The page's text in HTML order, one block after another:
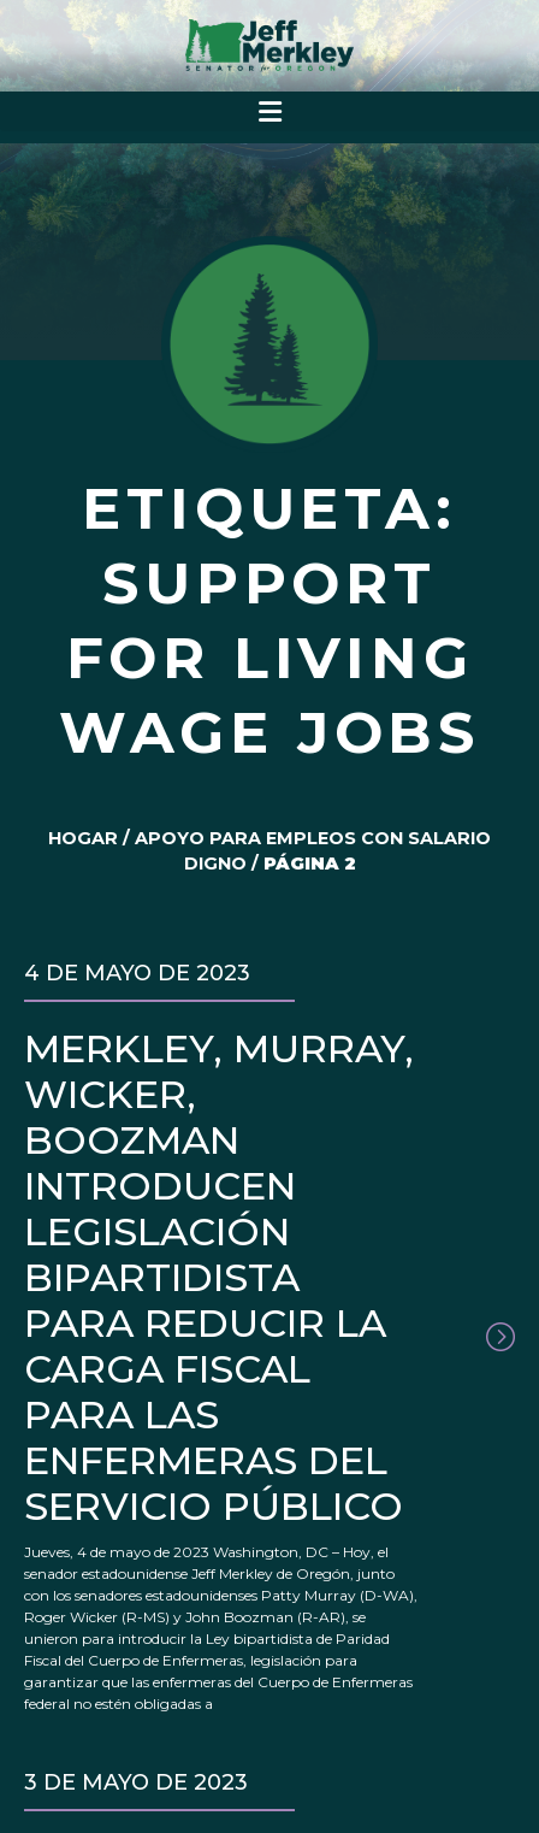
ETIQUETA:
SUPPORT
FOR LIVING
WAGE JOBS
HOGAR / APOYO PARA EMPLEOS CON SALARIO
DIGNO / PÁGINA 2
MERKLEY, MURRAY,
WICKER,
BOOZMAN
INTRODUCEN
LEGISLACIÓN
BIPARTIDISTA
PARA REDUCIR LA
CARGA FISCAL
PARA LAS
ENFERMERAS DEL
SERVICIO PÚBLICO
4 DE MAYO DE 2023
Jueves, 4 de mayo de 2023 Washington, DC – Hoy, el
senador estadounidense Jeff Merkley de Oregón, junto
con los senadores estadounidenses Patty Murray (D-WA),
Roger Wicker (R-MS) y John Boozman (R-AR), se
unieron para introducir la Ley bipartidista de Paridad
Fiscal del Cuerpo de Enfermeras, legislación para
garantizar que las enfermeras del Cuerpo de Enfermeras
federal no estén obligadas a
3 DE MAYO DE 2023